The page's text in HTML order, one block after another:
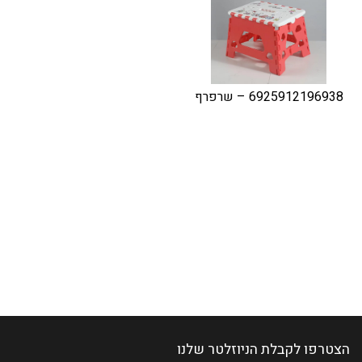
6925912196938 – שרפרף
הצטרפו לקבלת הניוזלטר שלנו